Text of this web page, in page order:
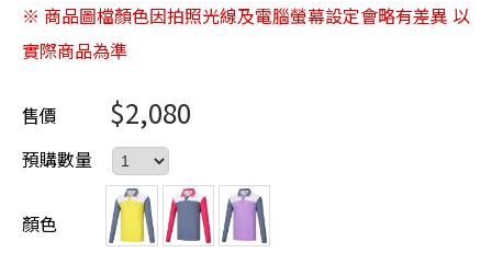
※ 商品圖檔顏色因拍照光線及電腦螢幕設定會略有差異 以
實際商品為準
售價 $2,080
預購數量
顏色